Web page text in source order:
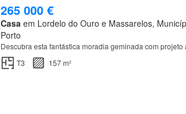
265 000 €
Casa em Lordelo do Ouro e Massarelos,
Porto
Descubra esta fantástica moradia geminada com
T3
157 m²